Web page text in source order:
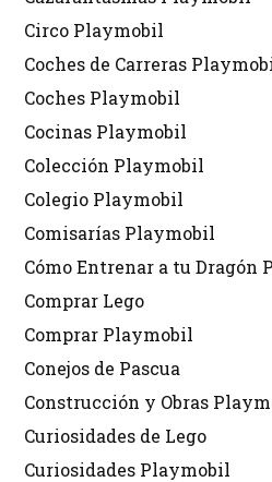
Circo Playmobil
Coches de Carreras
Coches Playmobil
Cocinas Playmobil
Colección Playmobil
Colegio Playmobil
Comisarías Playmobil
Cómo Entrenar a tu Dragón
Comprar Lego
Comprar Playmobil
Conejos de Pascua
Construcción y Obras
Curiosidades de Lego
Curiosidades Playmobil